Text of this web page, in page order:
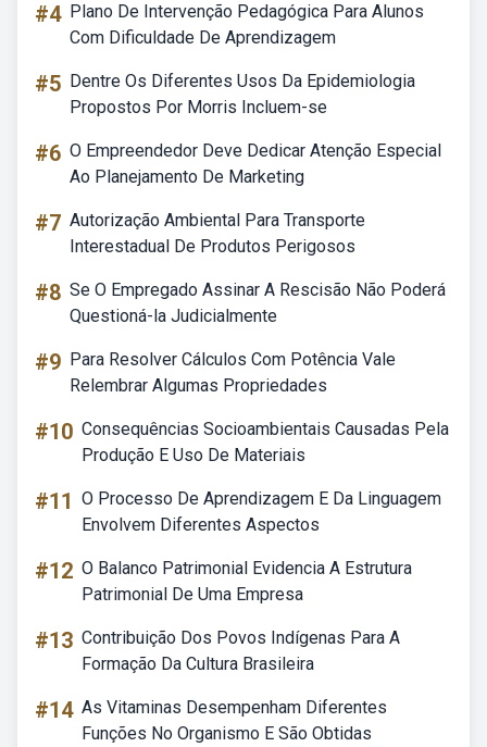
#4 Plano De Intervenção Pedagógica Para Alunos
Com Dificuldade De Aprendizagem
#5 Dentre Os Diferentes Usos Da Epidemiologia
Propostos Por Morris Incluem-se
#6 O Empreendedor Deve Dedicar Atenção Especial
Ao Planejamento De Marketing
#7 Autorização Ambiental Para Transporte
Interestadual De Produtos Perigosos
#8 Se O Empregado Assinar A Rescisão Não Poderá
Questioná-la Judicialmente
#9 Para Resolver Cálculos Com Potência Vale
Relembrar Algumas Propriedades
#10 Consequências Socioambientais Causadas Pela
Produção E Uso De Materiais
#11 O Processo De Aprendizagem E Da Linguagem
Envolvem Diferentes Aspectos
#12 O Balanco Patrimonial Evidencia A Estrutura
Patrimonial De Uma Empresa
#13 Contribuição Dos Povos Indígenas Para A
Formação Da Cultura Brasileira
#14 As Vitaminas Desempenham Diferentes
Funções No Organismo E São Obtidas